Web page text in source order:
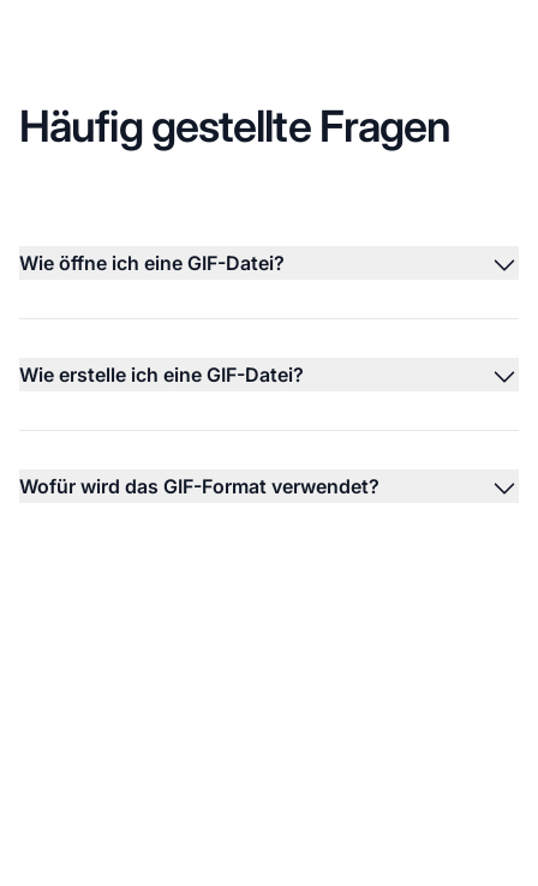
Häufig gestellte Fragen
Wie öffne ich eine GIF-Datei?
Wie erstelle ich eine GIF-Datei?
Wofür wird das GIF-Format verwendet?